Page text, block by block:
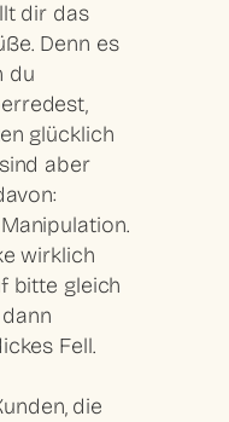
dir das
Denn es
du
glücklich
aber
wirklich
bitte gleich
Fell.
die